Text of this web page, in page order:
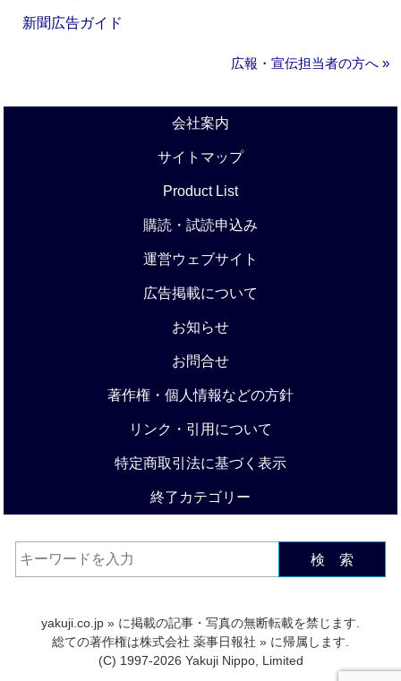
新聞広告ガイド
広報・宣伝担当者の方へ »
会社案内
サイトマップ
Product List
購読・試読申込み
運営ウェブサイト
広告掲載について
お知らせ
お問合せ
著作権・個人情報などの方針
リンク・引用について
特定商取引法に基づく表示
終了カテゴリー
検 索
yakuji.co.jp » に掲載の記事・写真の無断転載を禁じます.
総ての著作権は株式会社 薬事日報社 » に帰属します.
(C) 1997-2026 Yakuji Nippo, Limited